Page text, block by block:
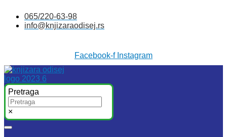
sadržaj
065/220-63-98
info@knjizaraodisej.rs
Facebook-f Instagram
Pretraga
×